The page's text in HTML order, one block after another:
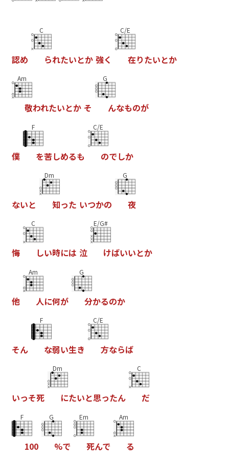
認め
C
られたいとか 強く
C/E
在りたいとか
Am
敬われたいとか そ
G
んなものが
僕
F
を苦しめるも
C/E
のでしか
ないと
Dm
知った いつかの
G
夜
悔
C
しい時には 泣
E/G#
けばいいとか
他
Am
人に何が
G
分かるのか
そん
F
な弱い生き
C/E
方ならば
いっそ死
Dm
にたいと思ったん
C
だ
F
100
G
%で
Em
死んで
Am
る